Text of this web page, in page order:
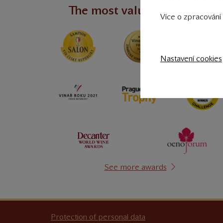
The most valuable awards
See more awards
Protection of personal data
Více o
Nastavení cookies